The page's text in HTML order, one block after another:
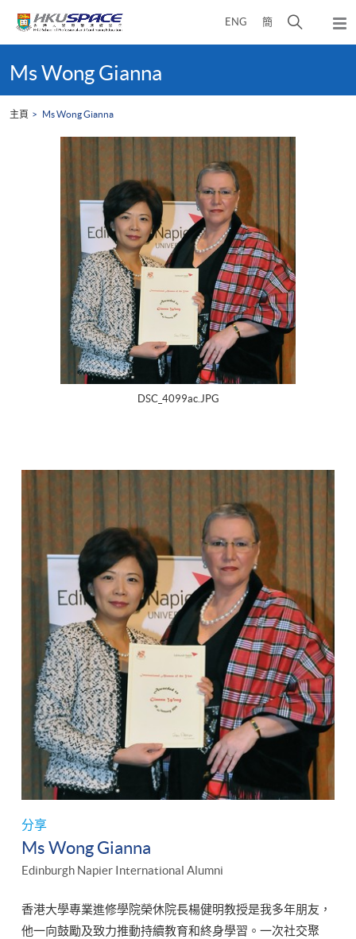
ENG 簡
開
彈
出
單
content
startMs Wong Gianna
主頁 Ms Wong Gianna
分享
Ms Wong Gianna
Edinburgh Napier International Alumni
香港大學專業進修學院榮休院長楊健明教授是我多年朋友，
他一向鼓勵及致力推動持續教育和終身學習。一次社交聚
DSC_4099ac.JPG